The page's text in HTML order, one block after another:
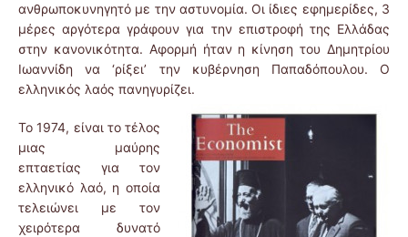
ανθρωποκυνηγητό με την αστυνομία. Οι ίδιες εφημερίδες, 3
μέρες αργότερα γράφουν για την επιστροφή της Ελλάδας
στην κανονικότητα. Αφορμή ήταν η κίνηση του Δημητρίου
Ιωαννίδη να ‘ρίξει’ την κυβέρνηση Παπαδόπουλου. Ο
ελληνικός λαός πανηγυρίζει.
Το 1974, είναι το τέλος
μιας μαύρης
επταετίας για τον
ελληνικό λαό, η οποία
τελειώνει με τον
χειρότερα δυνατό